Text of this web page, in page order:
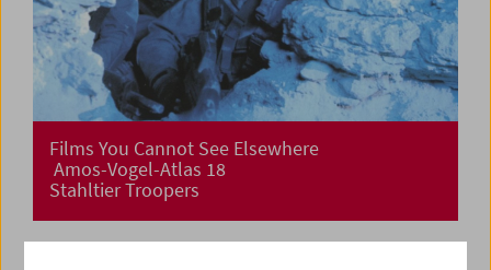
Films You Cannot See Elsewhere
Amos-Vogel-Atlas 18
Stahltier Troopers